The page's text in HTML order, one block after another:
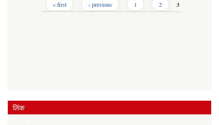
« first ‹ previous 1 2 3
लिंक